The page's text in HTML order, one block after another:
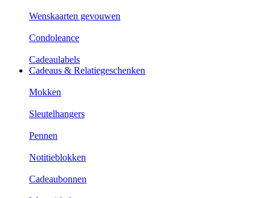
Wenskaarten gevouwen
Condoleance
Cadeaulabels
Cadeaus & Relatiegeschenken
Mokken
Sleutelhangers
Pennen
Notitieblokken
Cadeaubonnen